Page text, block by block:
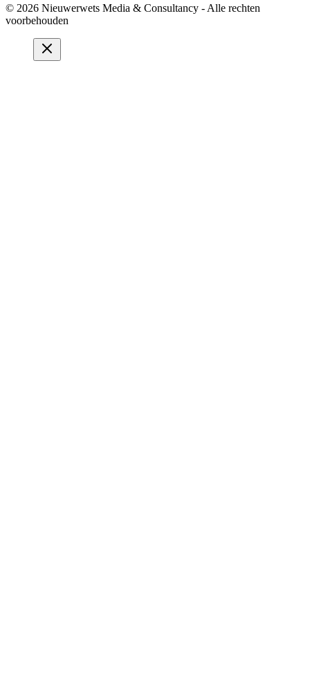
© 2026 Nieuwerwets Media & Consultancy - Alle rechten
voorbehouden